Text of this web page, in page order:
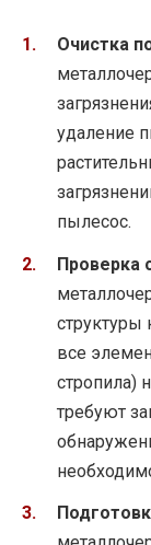
Очистка
удаление
пылесос.
Проверка
структуры
все
стропила)
требуют